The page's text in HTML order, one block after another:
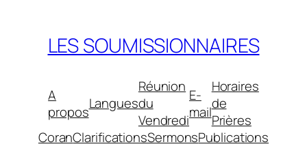
contenuLES SOUMISSIONNAIRES
A
proposLangues
Réunion
du
Vendredi
E-
mail
Horaires
de
Prières
CoranClarificationsSermonsPublications